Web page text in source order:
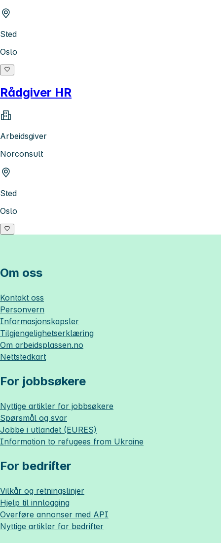
Sted
Oslo
Rådgiver HR
Arbeidsgiver
Norconsult
Sted
Oslo
Om oss
Kontakt oss
Personvern
Informasjonskapsler
Tilgjengelighetserklæring
Om arbeidsplassen.no
Nettstedkart
For jobbsøkere
Nyttige artikler for jobbsøkere
Spørsmål og svar
Jobbe i utlandet (EURES)
Information to refugees from Ukraine
For bedrifter
Vilkår og retningslinjer
Hjelp til innlogging
Overføre annonser med API
Nyttige artikler for bedrifter